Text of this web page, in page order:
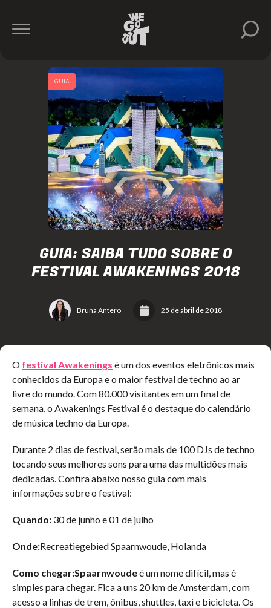
GUIA: SAIBA TUDO SOBRE O
FESTIVAL AWAKENINGS 2018
Bruna Antero 25 de abril de 2018
GUIA
O festival Awakenings é um dos eventos eletrônicos mais
conhecidos da Europa e o maior festival de techno ao ar
livre do mundo. Com 80.000 visitantes em um final de
semana, o Awakenings Festival é o destaque do calendário
de música techno da Europa.
Durante 2 dias de festival, serão mais de 100 DJs de techno
tocando seus melhores sons para uma das multidões mais
dedicadas. Confira abaixo nosso guia com mais
informações sobre o festival:
Quando: 30 de junho e 01 de julho
Onde:Recreatiegebied Spaarnwoude, Holanda
Como chegar:Spaarnwoudeé um nome difícil, mas é
simples para chegar. Fica a uns 20 km de Amsterdam, com
acesso a linhas de trem, ônibus, shuttles, taxi e bicicleta. Os